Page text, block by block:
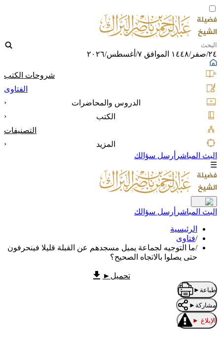
٢٤/صفر/١٤٤٨ الموافق ٧/أغسطس/٢٠٢٦
شروحات الكتب
الفتاوى
الدروس والمحاضرات
‹
الكتب
‹
التصنيفات
المزيد
‹
البث المباشر أرسل سؤالك
☰
البث المباشر أرسل سؤالك
الرئيسية
/فتاوى
/ما التوجيه لجماعة يميل مسجدهم عن القبلة قليلا فينحرفون
حتى يصلوا بالاتجاه الصحيح؟
تحميل ►
طباعة ►
مشاركة ►
الإبلاغ ►